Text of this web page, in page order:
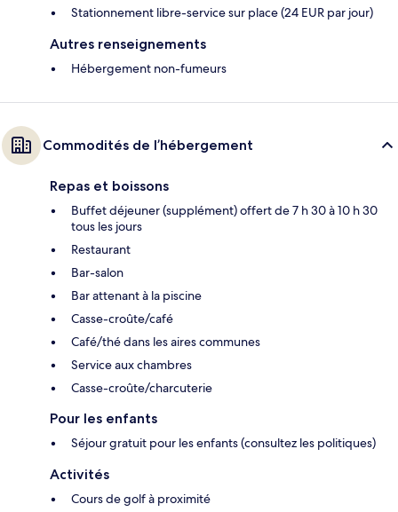
Stationnement libre-service sur place (24 EUR par jour)
Autres renseignements
Hébergement non-fumeurs
Commodités de l’hébergement
Repas et boissons
Buffet déjeuner (supplément) offert de 7 h 30 à 10 h 30
tous les jours
Restaurant
Bar-salon
Bar attenant à la piscine
Casse-croûte/café
Café/thé dans les aires communes
Service aux chambres
Casse-croûte/charcuterie
Pour les enfants
Séjour gratuit pour les enfants (consultez les politiques)
Activités
Cours de golf à proximité